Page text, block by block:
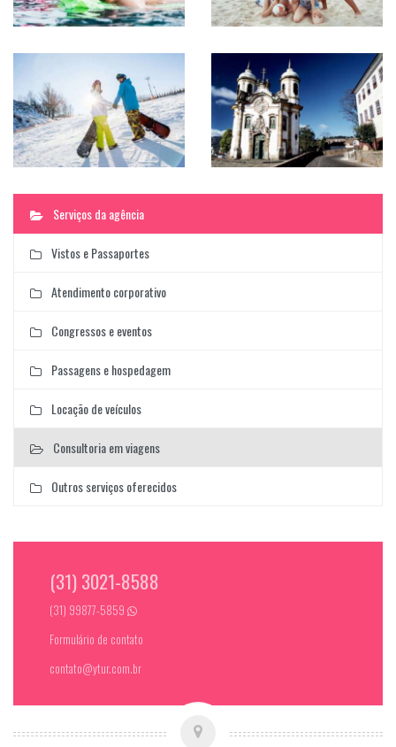
Serviços da agência
Vistos e Passaportes
Atendimento corporativo
Congressos e eventos
Passagens e hospedagem
Locação de veículos
Consultoria em viagens
Outros serviços oferecidos
(31) 3021-8588
(31) 99877-5859
Formulário de contato
contato@ytur.com.br